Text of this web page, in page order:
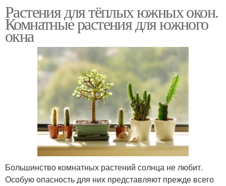
Растения для тёплых южных окон.
Комнатные растения для южного
окна
Большинство комнатных растений солнца не любит.
Особую опасность для них представляют прежде всего